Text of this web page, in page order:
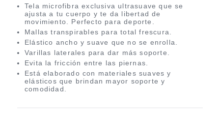
Tela microfibra exclusiva ultrasuave que se
ajusta a tu cuerpo y te da libertad de
movimiento. Perfecto para deporte.
Mallas transpirables para total frescura.
Elástico ancho y suave que no se enrolla.
Varillas laterales para dar más soporte.
Evita la fricción entre las piernas.
Está elaborado con materiales suaves y
elásticos que brindan mayor soporte y
comodidad.